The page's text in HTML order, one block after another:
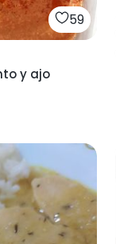
59
y ajo